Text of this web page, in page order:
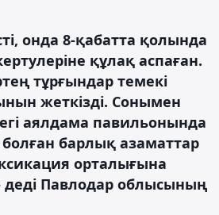
онда 8-қабатта қолында
құлақ аспаған.
тұрғындар темекі
жеткізді. Сонымен
аялдама павильонында
барлық азаматтар
орталығына
деді Павлодар облысының